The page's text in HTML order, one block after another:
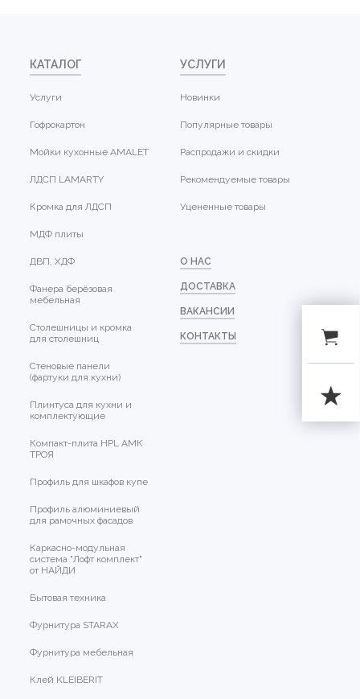
КАТАЛОГ
Услуги
Гофрокартон
Мойки кухонные AMALET
ЛДСП LAMARTY
Кромка для ЛДСП
МДФ плиты
ДВП, ХДФ
Фанера берёзовая
мебельная
Столешницы и кромка
для столешниц
Стеновые панели
(фартуки для кухни)
Плинтуса для кухни и
комплектующие
Компакт-плита HPL АМК
ТРОЯ
Профиль для шкафов купе
Профиль алюминиевый
для рамочных фасадов
Каркасно-модульная
система "Лофт комплект"
от НАЙДИ
Бытовая техника
Фурнитура STARAX
Фурнитура мебельная
Клей KLEIBERIT
УСЛУГИ
Новинки
Популярные товары
Распродажи и скидки
Рекомендуемые товары
Уцененные товары
О НАС
ДОСТАВКА
ВАКАНСИИ
КОНТАКТЫ